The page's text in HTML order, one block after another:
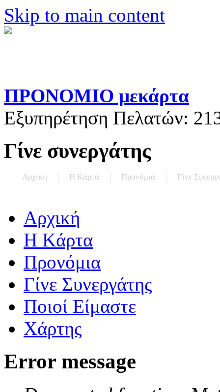
Skip to main content
ΠΡΟΝΟΜΙΟ μεκάρτα
Εξυπηρέτηση Πελατών:
Γίνε συνεργάτης
Αρχική Η Kάρτα Προνόμια Γίνε
Αρχική
Η Kάρτα
Προνόμια
Γίνε Συνεργάτης
Ποιοί Είμαστε
Χάρτης
Error message